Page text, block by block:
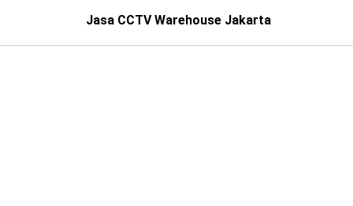
Jasa CCTV Warehouse Jakarta